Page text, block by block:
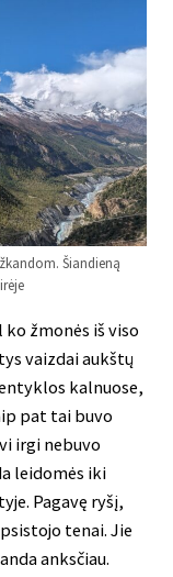
Šiandieną
žmonės iš viso
vaizdai aukštų
kalnuose,
pat tai buvo
irgi nebuvo
leidomės iki
Pagavę ryšį,
tenai. Jie
anksčiau.